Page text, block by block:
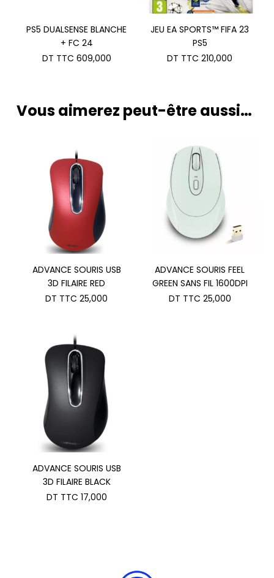
PS5 DUALSENSE BLANCHE
+ FC 24
DT TTC 609,000
JEU EA SPORTS™ FIFA 23
PS5
DT TTC 210,000
Vous aimerez peut-être aussi…
ADVANCE SOURIS USB
3D FILAIRE RED
DT TTC 25,000
ADVANCE SOURIS FEEL
GREEN SANS FIL 1600DPI
DT TTC 25,000
ADVANCE SOURIS USB
3D FILAIRE BLACK
DT TTC 17,000